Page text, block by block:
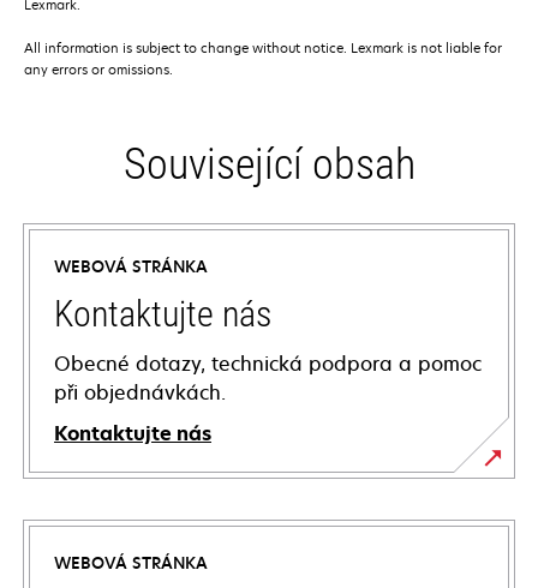
Lexmark.
All information is subject to change without notice. Lexmark is not liable for
any errors or omissions.
Související obsah
WEBOVÁ STRÁNKA
Kontaktujte nás
Obecné dotazy, technická podpora a pomoc
při objednávkách.
Kontaktujte nás
WEBOVÁ STRÁNKA